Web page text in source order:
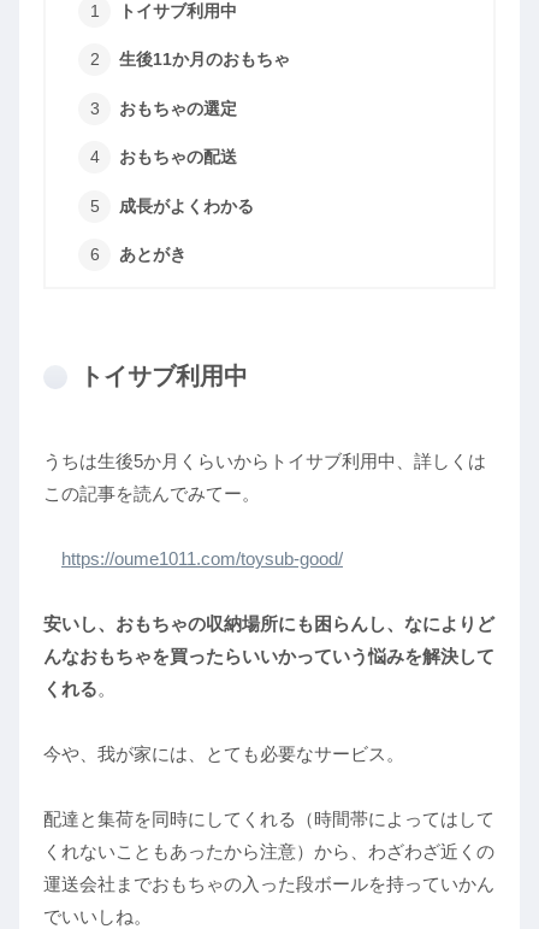
トイサブ利用中
生後11か月のおもちゃ
おもちゃの選定
おもちゃの配送
成長がよくわかる
あとがき
トイサブ利用中
うちは生後5か月くらいからトイサブ利用中、詳しくは
この記事を読んでみてー。
https://oume1011.com/toysub-good/
安いし、おもちゃの収納場所にも困らんし、なによりど
んなおもちゃを買ったらいいかっていう悩みを解決して
くれる。
今や、我が家には、とても必要なサービス。
配達と集荷を同時にしてくれる（時間帯によってはして
くれないこともあったから注意）から、わざわざ近くの
運送会社までおもちゃの入った段ボールを持っていかん
でいいしね。